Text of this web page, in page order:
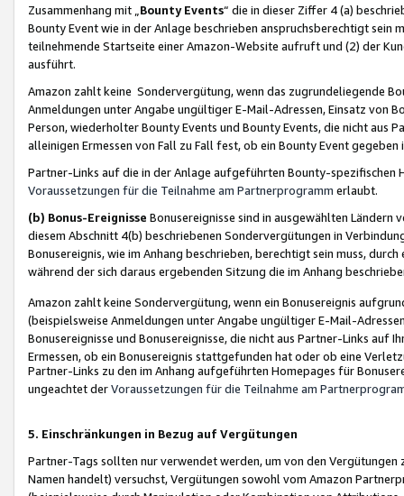
Zusammenhang mit „ Bounty Events“ die in dieser Ziffer 4 (a)
Bounty Event wie in der Anlage beschrieben anspruchsberechtigt sein
teilnehmende Startseite einer Amazon-Website aufruft und (2) der
ausführt.
Amazon zahlt keine Sondervergütung, wenn das zugrundeliegende
Anmeldungen unter Angabe ungültiger E-Mail-Adressen, Einsatz von
Person, wiederholter Bounty Events und Bounty Events, die nicht
alleinigen Ermessen von Fall zu Fall fest, ob ein Bounty Event
Partner-Links auf die in der Anlage aufgeführten Bounty-spezifischen
Voraussetzungen für die Teilnahme am Partnerprogramm erlaubt.
(b) Bonus-Ereignisse Bonusereignisse sind in ausgewählten Ländern
diesem Abschnitt 4(b) beschriebenen Sondervergütungen in
Bonusereignis, wie im Anhang beschrieben, berechtigt sein muss,
während der sich daraus ergebenden Sitzung die im Anhang
Amazon zahlt keine Sondervergütung, wenn ein Bonusereignis
(beispielsweise Anmeldungen unter Angabe ungültiger E-Mail-
Bonusereignisse und Bonusereignisse, die nicht aus Partner-Links auf
Ermessen, ob ein Bonusereignis stattgefunden hat oder ob eine
Partner-Links zu den im Anhang aufgeführten Homepages für
ungeachtet derVoraussetzungen für die Teilnahme am
5. Einschränkungen in Bezug auf Vergütungen
Partner-Tags sollten nur verwendet werden, um von den
Namen handelt) versuchst, Vergütungen sowohl vom Amazon